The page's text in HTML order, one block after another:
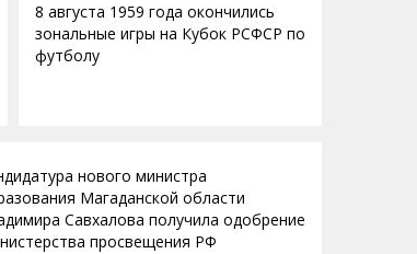
8 августа 1959 года окончились
зональные игры на Кубок РСФСР по
футболу
нового министра
Магаданской области
Савхалова получила одобрение
просвещения РФ